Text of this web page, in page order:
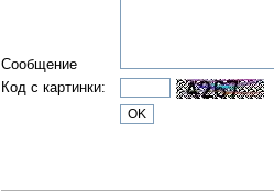
Сообщение
Код с картинки: